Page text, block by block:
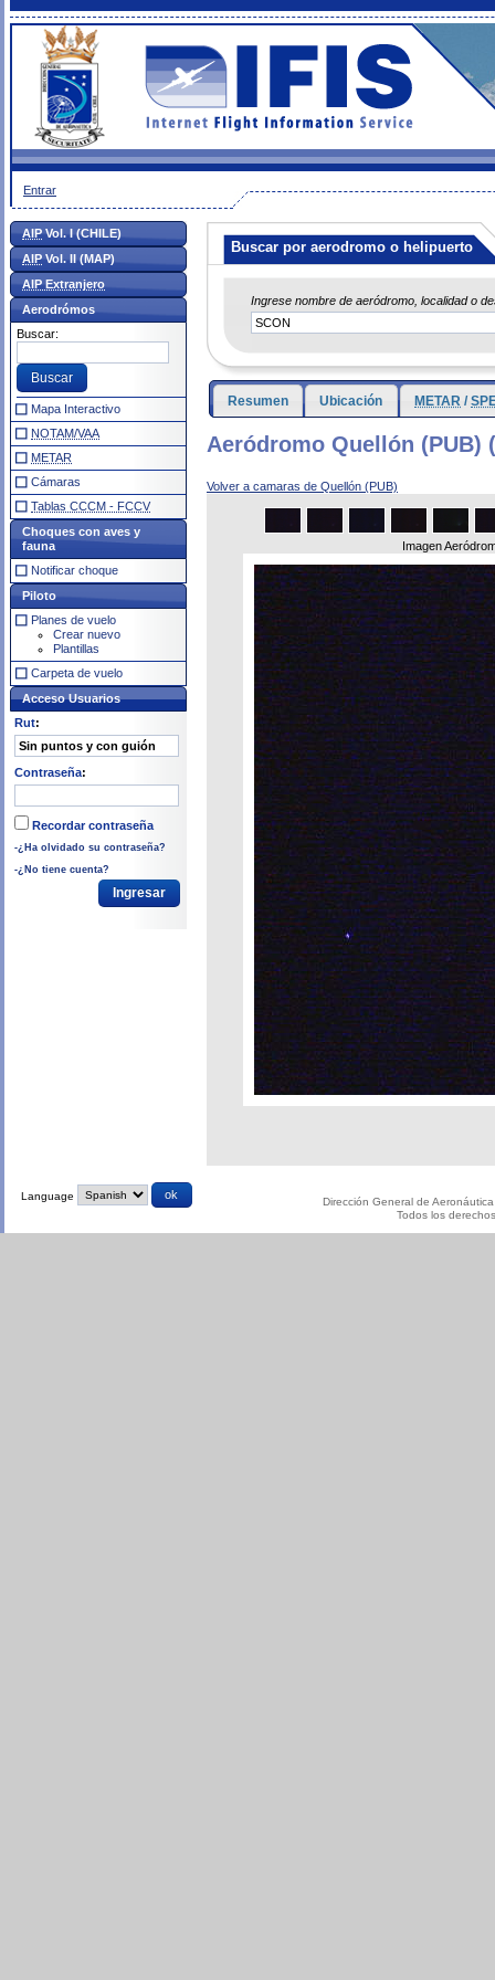
Entrar
Buscar por aerodromo o helipuerto
Ingrese nombre de aeródromo, localidad o
Resumen Ubicación METAR /
Aeródromo Quellón (PUB)
Volver a camaras de Quellón (PUB)
Imagen
AIPVol. I (CHILE)
AIPVol. II (MAP)
AIP Extranjero
Aerodrómos
Buscar:
Mapa Interactivo
NOTAM/VAA
METAR
Cámaras
Tablas CCCM - FCCV
Choques con aves y
fauna
Notificar choque
Piloto
Planes de vuelo
Crear nuevo
Plantillas
Carpeta de vuelo
Acceso Usuarios
Rut:
Contraseña:
Recordar contraseña
-¿Ha olvidado su contraseña?
-¿No tiene cuenta?
Language
Dirección General de
Todos los